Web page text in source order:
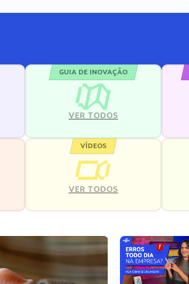
GUIA DE INOVAÇÃO
VER TODOS
VÍDEOS
VER TODOS